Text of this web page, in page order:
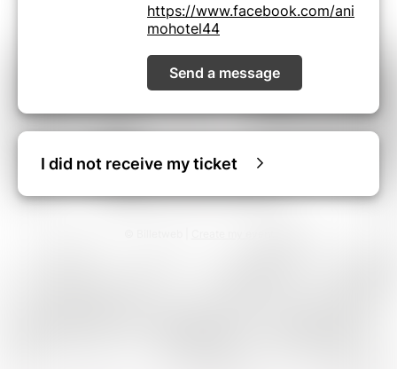
https://www.facebook.com/ani
mohotel44
Send a message
I did not receive my ticket